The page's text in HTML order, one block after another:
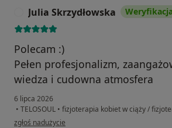
Julia Skrzydłowska
Polecam :)
Pełen profesjonalizm,
wiedza i cudowna atmosfera
6 lipca 2026
• TELOSOUL • fizjoterapia kobiet w ciąży /
w opinii użytkownika Julia Skrzydłowska
zgłoś nadużycie